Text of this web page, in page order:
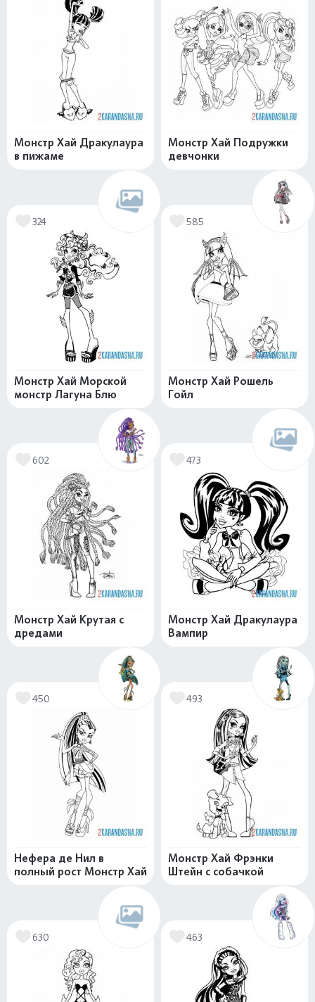
Монстр Хай Дракулаура
в пижаме
Монстр Хай Подружки
девчонки
324
Монстр Хай Морской
монстр Лагуна Блю
585
Монстр Хай Рошель
Гойл
602
Монстр Хай Крутая с
дредами
473
Монстр Хай Дракулаура
Вампир
450
Нефера де Нил в
полный рост Монстр Хай
493
Монстр Хай Фрэнки
Штейн с собачкой
630 463